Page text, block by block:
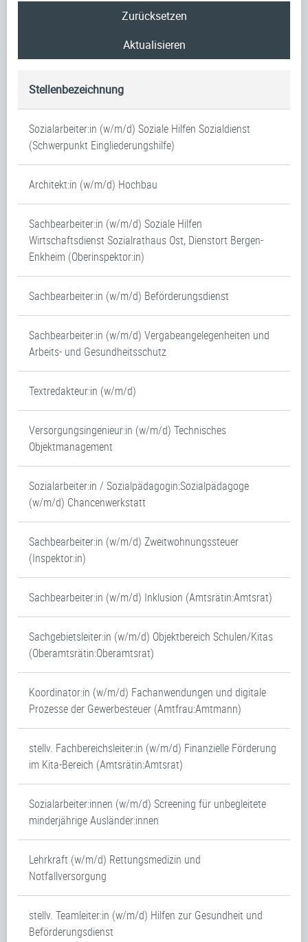
Zurücksetzen
Aktualisieren
Stellenbezeichnung
Sozialarbeiter:in (w/m/d) Soziale Hilfen Sozialdienst
(Schwerpunkt Eingliederungshilfe)
Architekt:in (w/m/d) Hochbau
Sachbearbeiter:in (w/m/d) Soziale Hilfen
Wirtschaftsdienst Sozialrathaus Ost, Dienstort Bergen-
Enkheim (Oberinspektor:in)
Sachbearbeiter:in (w/m/d) Beförderungsdienst
Sachbearbeiter:in (w/m/d) Vergabeangelegenheiten und
Arbeits- und Gesundheitsschutz
Textredakteur:in (w/m/d)
Versorgungsingenieur:in (w/m/d) Technisches
Objektmanagement
Sozialarbeiter:in / Sozialpädagogin:Sozialpädagoge
(w/m/d) Chancenwerkstatt
Sachbearbeiter:in (w/m/d) Zweitwohnungssteuer
(Inspektor:in)
Sachbearbeiter:in (w/m/d) Inklusion (Amtsrätin:Amtsrat)
Sachgebietsleiter:in (w/m/d) Objektbereich Schulen/Kitas
(Oberamtsrätin:Oberamtsrat)
Koordinator:in (w/m/d) Fachanwendungen und digitale
Prozesse der Gewerbesteuer (Amtfrau:Amtmann)
stellv. Fachbereichsleiter:in (w/m/d) Finanzielle Förderung
im Kita-Bereich (Amtsrätin:Amtsrat)
Sozialarbeiter:innen (w/m/d) Screening für unbegleitete
minderjährige Ausländer:innen
Lehrkraft (w/m/d) Rettungsmedizin und
Notfallversorgung
stellv. Teamleiter:in (w/m/d) Hilfen zur Gesundheit und
Beförderungsdienst